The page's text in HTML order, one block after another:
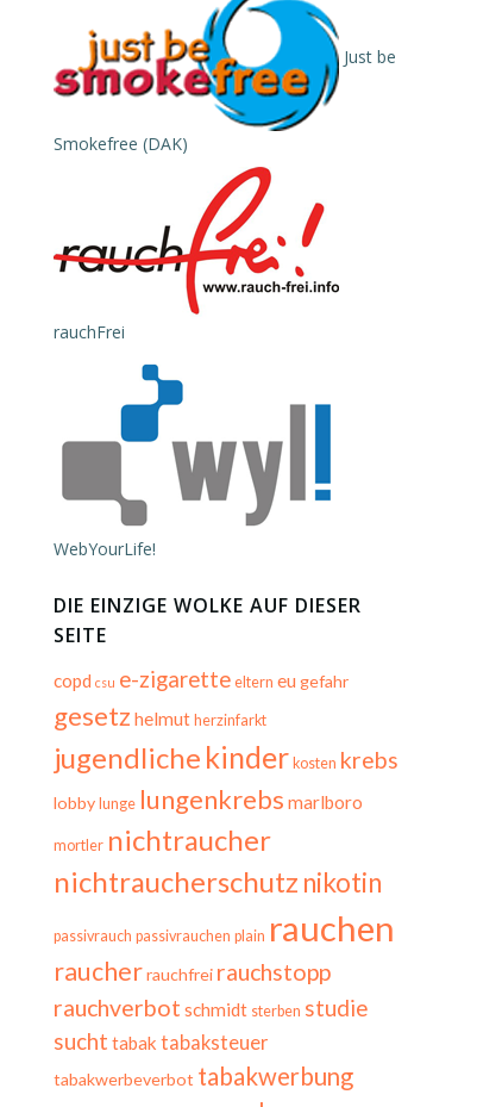
Just be
Smokefree (DAK)
rauchFrei
WebYourLife!
DIE EINZIGE WOLKE AUF DIESER
SEITE
copd csu e-zigarette eltern eu gefahr
gesetz helmut herzinfarkt
jugendliche kinder kosten krebs
lobby lunge lungenkrebs marlboro
mortler nichtraucher
nichtraucherschutz nikotin
passivrauch passivrauchen plain rauchen
raucherrauchfrei rauchstopp
rauchverbot schmidt sterben studie
sucht tabak tabaksteuer
tabakwerbeverbot tabakwerbung